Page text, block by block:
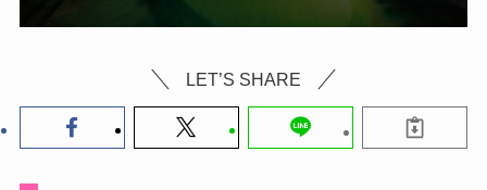
LET’S SHARE